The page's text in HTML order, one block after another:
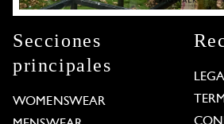
Secciones
principales
WOMENSWEAR